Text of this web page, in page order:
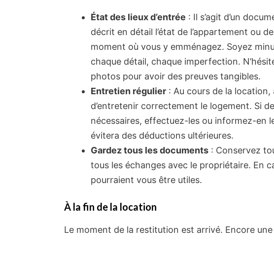
État des lieux d’entrée : Il s’agit d’un
décrit en détail l’état de l’appartement ou
moment où vous y emménagez. Soyez
chaque détail, chaque imperfection.
photos pour avoir des preuves tangibles.
Entretien régulier : Au cours de la location,
d’entretenir correctement le logement. Si
nécessaires, effectuez-les ou informez-en
évitera des déductions ultérieures.
Gardez tous les documents : Conservez
tous les échanges avec le propriétaire. En
pourraient vous être utiles.
À la fin de la location
Le moment de la restitution est arrivé. Encore